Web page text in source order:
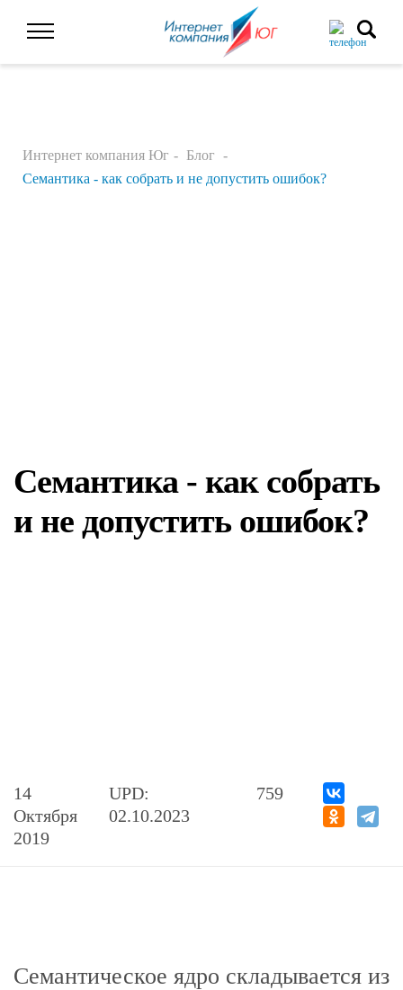
Интернет компания Юг
Блог
Семантика - как собрать и не допустить ошибок?
Семантика - как собрать
и не допустить ошибок?
14
Октября
2019
UPD:
02.10.2023
759
Семантическое ядро складывается из